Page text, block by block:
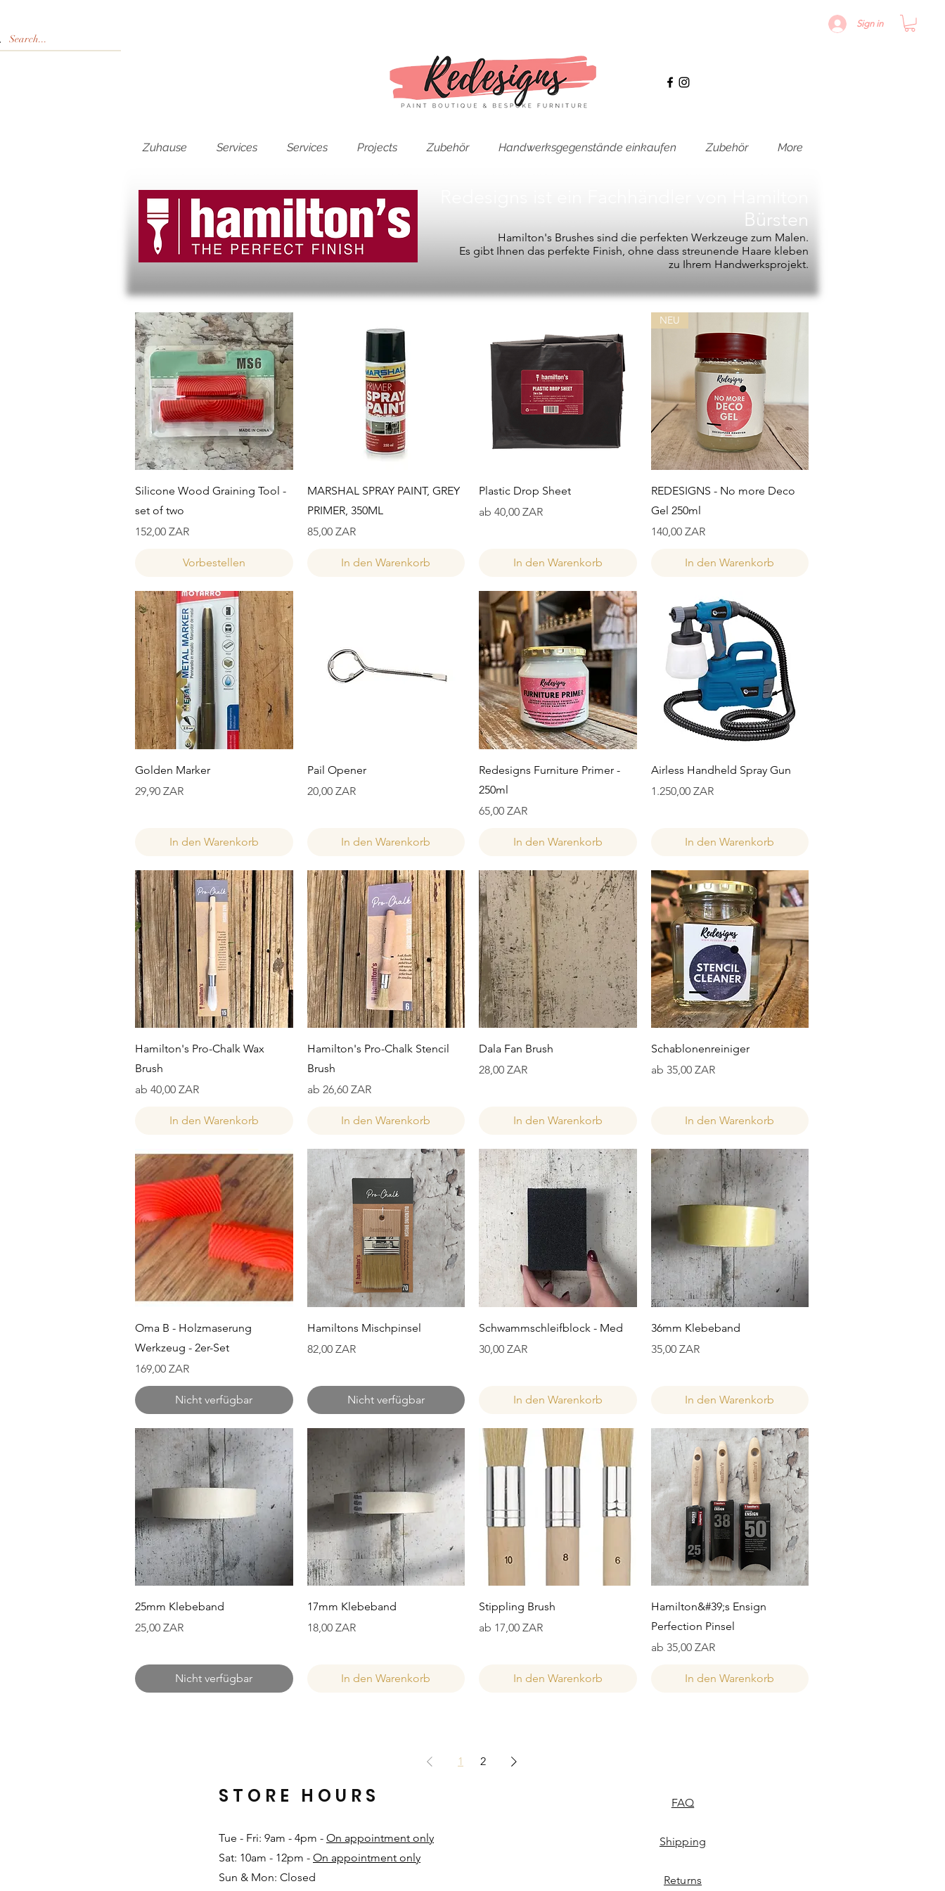
Sign in
Zuhause Services Services Projects Zubehör Handwerksgegenstände einkaufen Zubehör More
Bürsten
Hamilton's Brushes sind die perfekten Werkzeuge zum Malen.
Es gibt Ihnen das perfekte Finish, ohne dass streunende Haare kleben
zu Ihrem Handwerksprojekt.
Schnellansicht
Silicone Wood Graining Tool -
set of two
Preis
152,00 ZAR
Vorbestellen
Schnellansicht
MARSHAL SPRAY PAINT, GREY
PRIMER, 350ML
Preis
85,00 ZAR
In den Warenkorb
Schnellansicht
Plastic Drop Sheet
ab 40,00 ZAR
Sale-Preis
In den Warenkorb
Schnellansicht
NEU
REDESIGNS - No more Deco
Gel 250ml
Preis
140,00 ZAR
In den Warenkorb
Schnellansicht
Golden Marker
Preis
29,90 ZAR
In den Warenkorb
Schnellansicht
Pail Opener
Preis
20,00 ZAR
In den Warenkorb
Schnellansicht
Redesigns Furniture Primer -
250ml
Preis
65,00 ZAR
In den Warenkorb
Schnellansicht
Airless Handheld Spray Gun
Preis
1.250,00 ZAR
In den Warenkorb
Schnellansicht
Hamilton's Pro-Chalk Wax
Brush
ab 40,00 ZAR
Sale-Preis
In den Warenkorb
Schnellansicht
Hamilton's Pro-Chalk Stencil
Brush
ab 26,60 ZAR
Sale-Preis
In den Warenkorb
Schnellansicht
Dala Fan Brush
Preis
28,00 ZAR
In den Warenkorb
Schnellansicht
Schablonenreiniger
ab 35,00 ZAR
Sale-Preis
In den Warenkorb
Schnellansicht
Oma B - Holzmaserung
Werkzeug - 2er-Set
Preis
169,00 ZAR
Nicht verfügbar
Schnellansicht
Hamiltons Mischpinsel
Preis
82,00 ZAR
Nicht verfügbar
Schnellansicht
Schwammschleifblock - Med
Preis
30,00 ZAR
In den Warenkorb
Schnellansicht
36mm Klebeband
Preis
35,00 ZAR
In den Warenkorb
Schnellansicht
25mm Klebeband
Preis
25,00 ZAR
Nicht verfügbar
Schnellansicht
17mm Klebeband
Preis
18,00 ZAR
In den Warenkorb
Schnellansicht
Stippling Brush
ab 17,00 ZAR
Sale-Preis
In den Warenkorb
Schnellansicht
Hamilton&#39;s Ensign
Perfection Pinsel
ab 35,00 ZAR
Sale-Preis
In den Warenkorb
1 2
Tue - Fri: 9am - 4pm - On appointment only
Sat: 10am - 12pm - On appointment only
Sun & Mon: Closed​
STORE HOURS FAQ
Shipping
Returns